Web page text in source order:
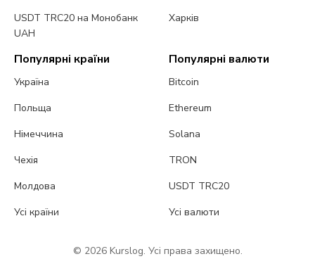
USDT TRC20 на Монобанк
UAH
Харків
Популярні країни
Україна
Польща
Німеччина
Чехія
Молдова
Усі країни
Популярні валюти
Bitcoin
Ethereum
Solana
TRON
USDT TRC20
Усі валюти
© 2026 Kurslog. Усі права захищено.